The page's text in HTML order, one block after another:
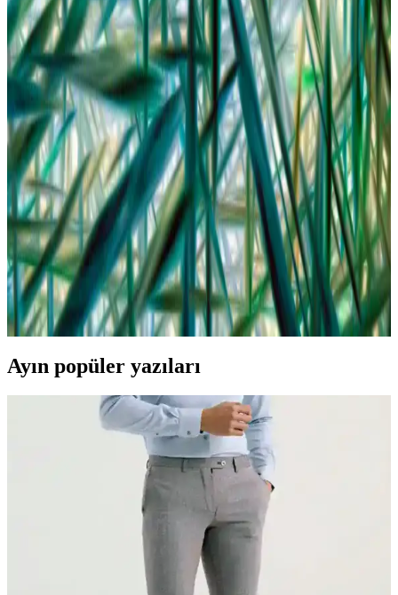
Bebek bikinisi seçiminde malzeme kalitesi, güvenlik ve beden
uyumu ön planda tutulmalı. Canlı renkler ve sevimli desenler,
çocukların ilgisini çekerken, trend modeller ve uygun fiyatlı
seçenekler de değerlendirilmelidir.
Yazlık Bebek Şapkası Seçerken Dikkat Edilmesi
Gerekenler ve Modeller
Yaz aylarında bebeklerin güneşten korunması için UV korumalı,
nefes alabilen ve şık şapka seçiminde dikkat edilmesi gerekenler
hakkında detaylar.
Bebekler İçin Çorap ve Ayakkabı Seçiminde Güvenli
ve Konforlu Yöntemler
Bebekler için uygun çorap ve ayakkabı seçiminde doğal malzemeler,
mevsime uygun modeller ve doğru uyum önemlidir. Bu rehberde,
sağlıklı ve şık bebek giyiminde dikkat edilmesi gereken noktalar
anlatılıyor.
Ayın popüler yazıları